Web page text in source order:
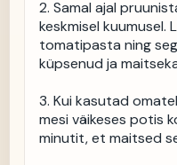
2. Samal ajal
keskmisel kuumusel.
tomatipasta ning
küpsenud ja
3. Kui kasutad
mesi väikeses potis
minutit, et maitsed